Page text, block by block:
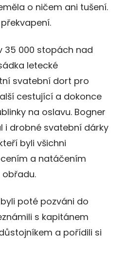
o ničem ani tušení.
35 000 stopách nad
letecké
svatební dort pro
cestující a dokonce
na oslavu. Bogner
i drobné svatební dárky
byli všichni
a natáčením
poté pozváni do
s kapitánem
a pořídili si